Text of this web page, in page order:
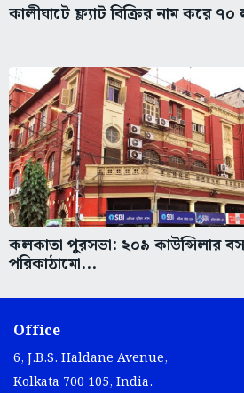
কালীঘাটে ফ্ল্যাট বিক্রির নাম করে
কলকাতা পুরসভা: ২০৯ কাউন্সিলার
পরিকাঠামো...
Office
6, J.B.S. Haldane Avenue,
Kolkata 700 105, India.